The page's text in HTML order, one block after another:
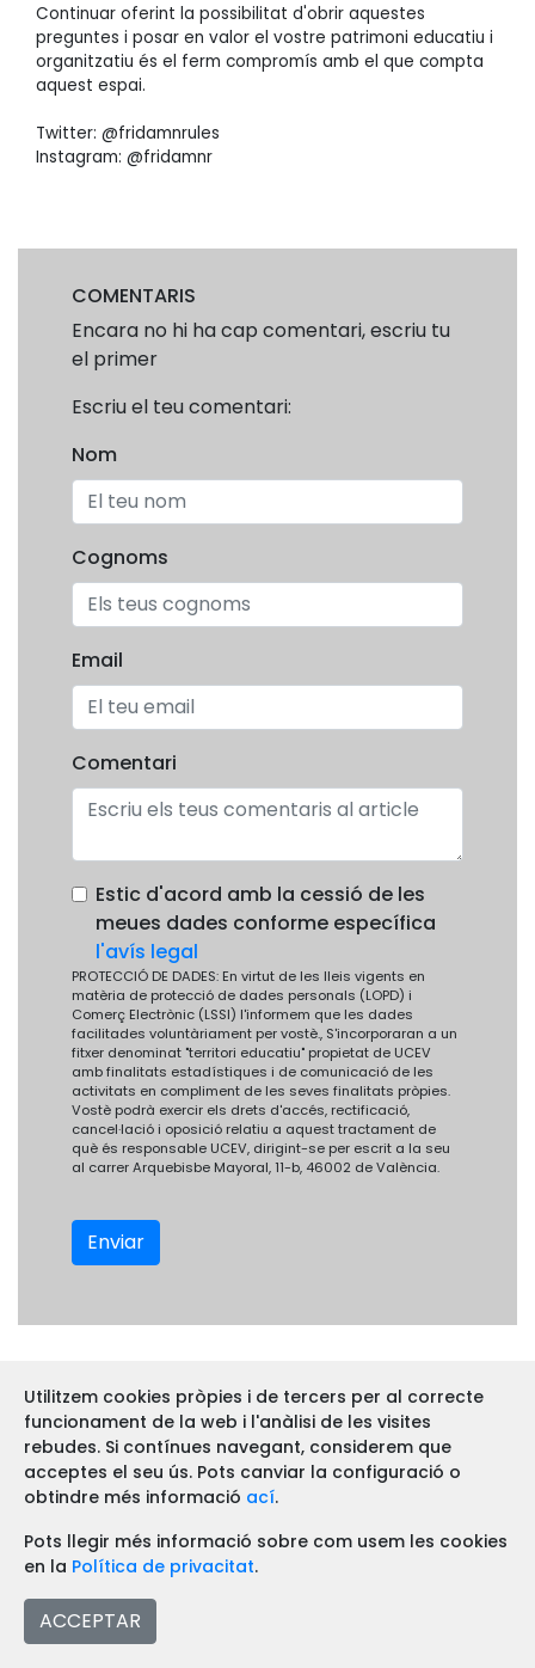
Continuar oferint la possibilitat d'obrir aquestes
preguntes i posar en valor el vostre patrimoni educatiu i
organitzatiu és el ferm compromís amb el que compta
aquest espai.
Twitter: @fridamnrules
Instagram: @fridamnr
COMENTARIS
Encara no hi ha cap comentari, escriu tu
el primer
Escriu el teu comentari:
Nom
Cognoms
Email
Comentari
Estic d'acord amb la cessió de les
meues dades conforme específica
l'avís legal
PROTECCIÓ DE DADES: En virtut de les lleis vigents en
matèria de protecció de dades personals (LOPD) i
Comerç Electrònic (LSSI) l'informem que les dades
facilitades voluntàriament per vostè., S'incorporaran a un
fitxer denominat "territori educatiu" propietat de UCEV
amb finalitats estadístiques i de comunicació de les
activitats en compliment de les seves finalitats pròpies.
Vostè podrà exercir els drets d'accés, rectificació,
cancel·lació i oposició relatiu a aquest tractament de
què és responsable UCEV, dirigint-se per escrit a la seu
al carrer Arquebisbe Mayoral, 11-b, 46002 de València.
Enviar
Amb el suport de:
Utilitzem cookies pròpies i de tercers per al correcte
funcionament de la web i l'anàlisi de les visites
rebudes. Si contínues navegant, considerem que
acceptes el seu ús. Pots canviar la configuració o
obtindre més informació ací.
Pots llegir més informació sobre com usem les cookies
en la Política de privacitat.
ACCEPTAR